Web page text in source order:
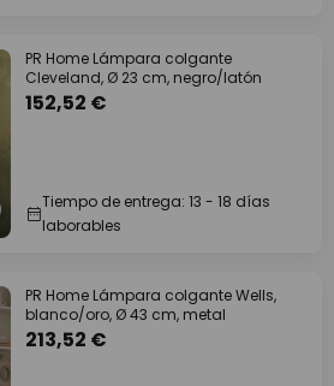
PR Home Lámpara colgante
Cleveland, Ø 23 cm, negro/latón
152,52 €
Tiempo de entrega: 13 - 18 días
laborables
PR Home Lámpara colgante Wells,
blanco/oro, Ø 43 cm, metal
213,52 €